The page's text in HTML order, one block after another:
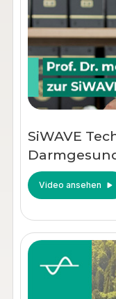
SiWAVE
Video ansehen